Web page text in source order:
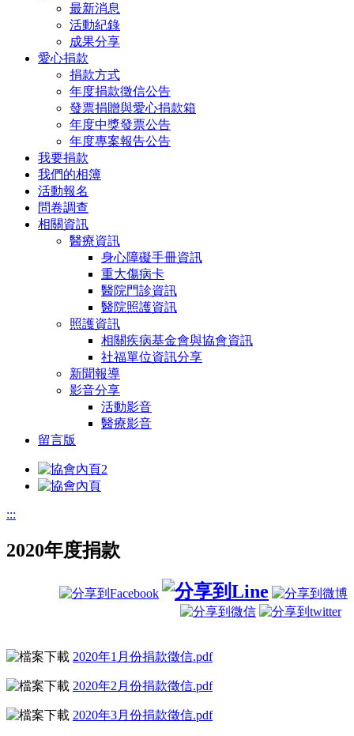
最新消息
活動紀錄
成果分享
愛心捐款
捐款方式
年度捐款徵信公告
發票捐贈與愛心捐款箱
年度中獎發票公告
年度專案報告公告
我要捐款
我們的相簿
活動報名
問卷調查
相關資訊
醫療資訊
身心障礙手冊資訊
重大傷病卡
醫院門診資訊
醫院照護資訊
照護資訊
相關疾病基金會與協會資訊
社福單位資訊分享
新聞報導
影音分享
活動影音
醫療影音
留言版
:::
2020年度捐款
2020年1月份捐款徵信.pdf
2020年2月份捐款徵信.pdf
2020年3月份捐款徵信.pdf